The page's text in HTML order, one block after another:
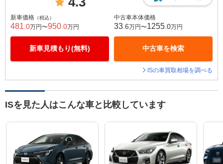
新車価格 （税込）
481 .0万円〜950 .0万円
新車見積もり(無料)
中古車本体価格
33 .6万円〜1255 .0万円
中古車を検索
ISの車買取相場を調べる
ISを見た人はこんな車と比較しています